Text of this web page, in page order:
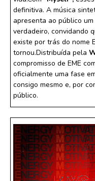
definitiva. A música
apresenta ao público
verdadeiro, convidando
existe por trás do nome
tornou.Distribuída pela
compromisso de EME
oficialmente uma fase
consigo mesmo e, por
público.